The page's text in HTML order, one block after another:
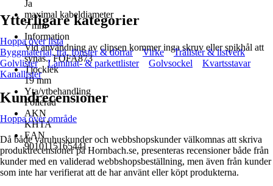
Ja
maximal kabeldiameter
7 mm
Information
Vid användning av clipsen kommer inga skruv eller spikhål att
synas., FOFA873
Tjocklek
19 mm
Yta/ytbehandling
Folierad
AKN
KHTA
EAN
9010115165441
Ytterligare kategorier
Hoppa över lista
Byggmaterial, trä, fönster & dörrar
Virke
Trälister & listverk
Golvlister
Laminat- & parkettlister Golvsockel
Kvartsstavar
Kanallister
Kundrecensioner
Hoppa över område
Då både varuhuskunder och webbshopskunder välkomnas att skriva
produktrecensioner på Hornbach.se, presenteras recensioner både från
kunder med en validerad webbshopsbeställning, men även från kunder
som inte har verifierat att de har använt eller köpt produkterna.